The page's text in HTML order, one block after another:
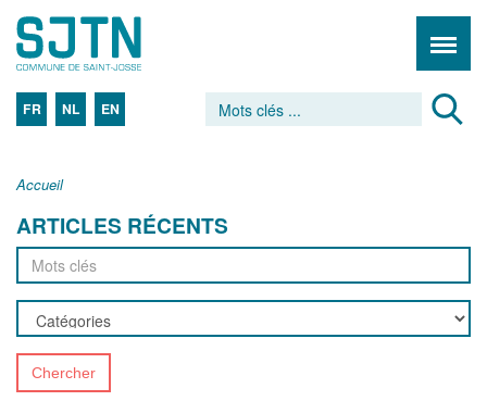
FR NL EN
Accueil
ARTICLES RÉCENTS
Chercher